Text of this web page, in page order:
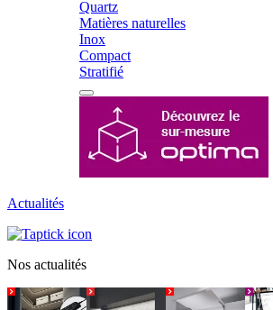
Quartz
Matières naturelles
Inox
Compact
Stratifié
Actualités
Nos actualités